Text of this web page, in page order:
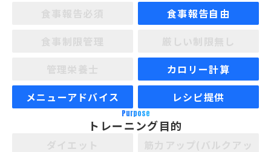
食事報告自由
カロリー計算
メニューアドバイス
レシピ提供
Purpose
トレーニング目的